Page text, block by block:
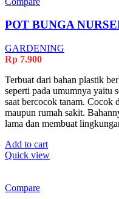
POT BUNGA
GARDENING
Rp 7.900
Terbuat dari bahan plastik
seperti pada umumnya yaitu
saat bercocok tanam. Cocok
maupun rumah sakit.
lama dan membuat
Add to cart
Quick view
Compare